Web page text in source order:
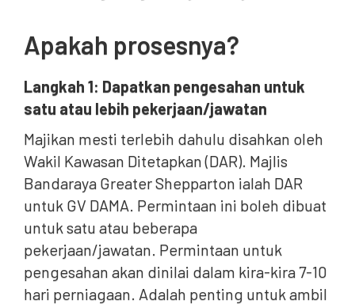
Apakah prosesnya?
Langkah 1: Dapatkan pengesahan untuk
satu atau lebih pekerjaan/jawatan
Majikan mesti terlebih dahulu disahkan oleh
Wakil Kawasan Ditetapkan (DAR). Majlis
Bandaraya Greater Shepparton ialah DAR
untuk GV DAMA. Permintaan ini boleh dibuat
untuk satu atau beberapa
pekerjaan/jawatan. Permintaan untuk
pengesahan akan dinilai dalam kira-kira 7-10
hari perniagaan. Adalah penting untuk ambil